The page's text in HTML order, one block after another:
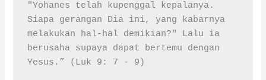
"Yohanes telah kupenggal kepalanya.
Siapa gerangan Dia ini, yang kabarnya
melakukan hal-hal demikian?" Lalu ia
berusaha supaya dapat bertemu dengan
Yesus.” (Luk 9: 7 - 9)